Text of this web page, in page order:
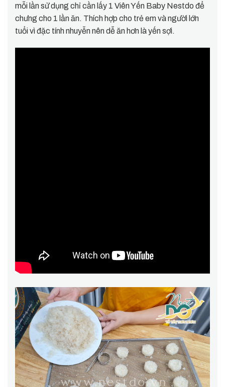
mỗi lần sử dụng chỉ cần lấy 1 Viên Yến Baby Nestdo để
chưng cho 1 lần ăn. Thích hợp cho trẻ em và người lớn
tuổi vì đặc tính nhuyễn nên dễ ăn hơn là yến sợi.